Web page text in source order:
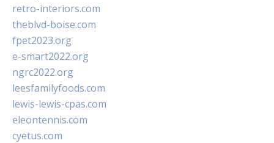
retro-interiors.com
theblvd-boise.com
fpet2023.org
e-smart2022.org
ngrc2022.org
leesfamilyfoods.com
lewis-lewis-cpas.com
eleontennis.com
cyetus.com